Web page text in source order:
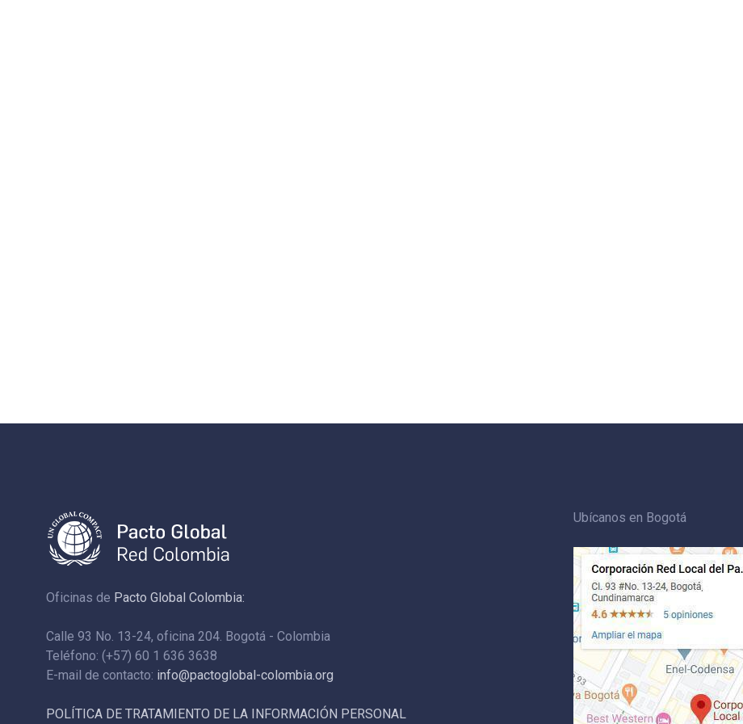
Oficinas de Pacto Global Colombia:
Calle 93 No. 13-24, oficina 204. Bogotá - Colombia
Teléfono: (+57) 60 1 636 3638
E-mail de contacto: info@pactoglobal-colombia.org
POLÍTICA DE TRATAMIENTO DE LA INFORMACIÓN PERSONAL
Ubícanos en Bogotá